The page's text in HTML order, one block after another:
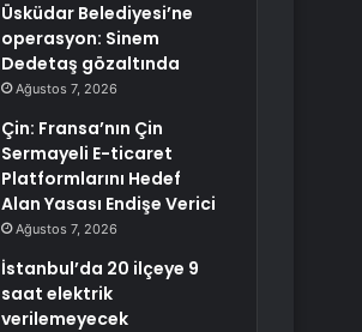
Üsküdar Belediyesi’ne
operasyon: Sinem
Dedetaş gözaltında
Ağustos 7, 2026
Çin: Fransa’nın Çin
Sermayeli E-ticaret
Platformlarını Hedef
Alan Yasası Endişe Verici
Ağustos 7, 2026
İstanbul’da 20 ilçeye 9
saat elektrik
verilemeyecek